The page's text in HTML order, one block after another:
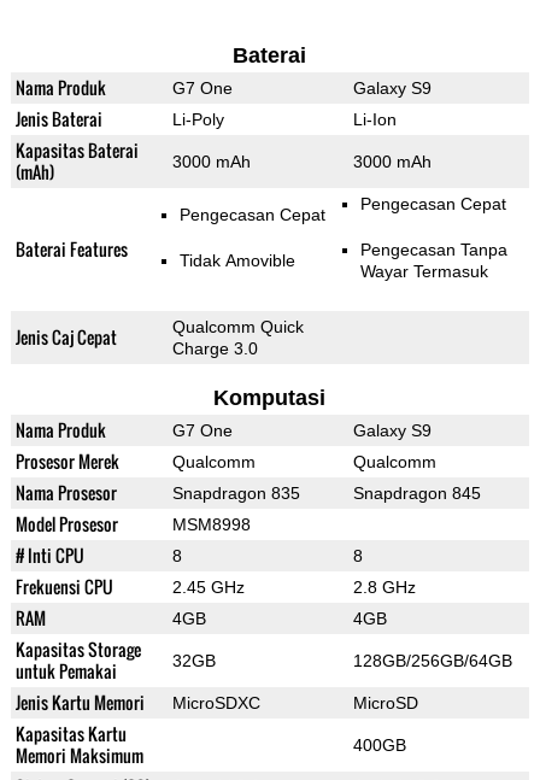
Baterai
Nama Produk G7 One Galaxy S9
Jenis Baterai Li-Poly Li-Ion
Kapasitas Baterai
(mAh)
3000 mAh 3000 mAh
Baterai Features
Pengecasan Cepat
Tidak Amovible
Pengecasan Cepat
Pengecasan Tanpa
Wayar Termasuk
Jenis Caj Cepat
Qualcomm Quick
Charge 3.0
Komputasi
Nama Produk G7 One Galaxy S9
Prosesor Merek Qualcomm Qualcomm
Nama Prosesor Snapdragon 835 Snapdragon 845
Model Prosesor MSM8998
# Inti CPU 8 8
Frekuensi CPU 2.45 GHz 2.8 GHz
RAM 4GB 4GB
Kapasitas Storage
untuk Pemakai
32GB 128GB/256GB/64GB
Jenis Kartu Memori MicroSDXC MicroSD
Kapasitas Kartu
Memori Maksimum
400GB